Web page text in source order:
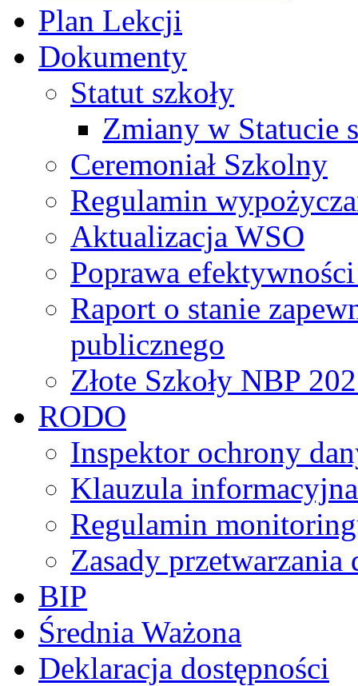
Plan Lekcji
Dokumenty
Statut szkoły
Zmiany w Statucie
Ceremoniał Szkolny
Regulamin
Aktualizacja WSO
Poprawa
Raport o stanie
publicznego
Złote Szkoły NBP
RODO
Inspektor ochrony
Klauzula informacyjna
Regulamin
Zasady przetwarzania
BIP
Średnia Ważona
Deklaracja dostępności